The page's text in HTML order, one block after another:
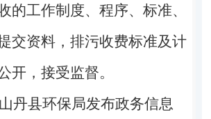
的工作制度、程序、标准、
交资料，排污收费标准及计
开，接受监督。
丹县环保局发布政务信息